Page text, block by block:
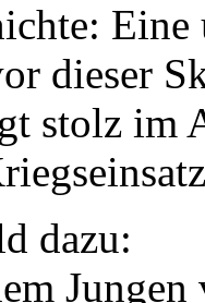
dieser
stolz im
dazu: